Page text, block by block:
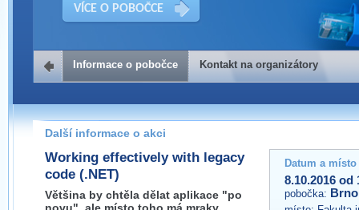
VÍCE O POBOČCE
Kontakt na organizátory
Pokud máte jakýkoliv dotaz na organizátory této akce,
prosím neváhejte nás kontaktovat na e-mailu:
brno@wug.cz
Informace o pobočce Kontakt na organizátory
Další informace o akci
Working effectively with legacy
code (.NET)
Většina by chtěla dělat aplikace "po
Datum a
8.10.2016 od
pobočka: Brno